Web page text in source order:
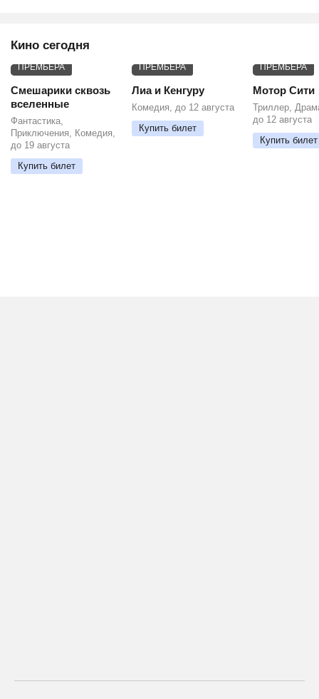
Кино сегодня
ПРЕМЬЕРА
Смешарики сквозь
вселенные
Фантастика,
Приключения, Комедия,
до 19 августа
Купить билет
ПРЕМЬЕРА
Лиа и Кенгуру
Комедия, до 12 августа
Купить билет
ПРЕМЬЕРА
Мотор Сити
Триллер,
до 12 августа
Купить билет